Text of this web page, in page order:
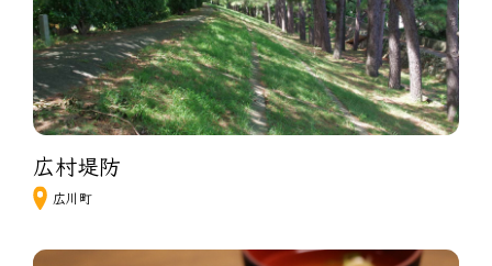
広村堤防
広川町